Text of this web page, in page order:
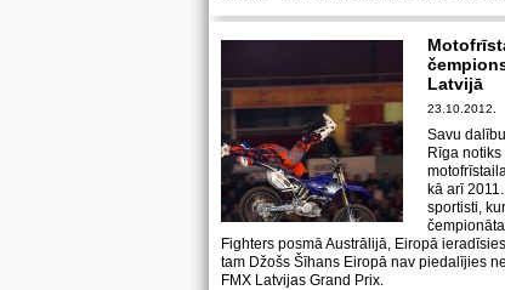
Latvijā
23.10.2012.
Savu
Rīga
kā arī
sportisti,
Fighters posmā Austrālijā, Eiropā
tam Džošs Šīhans Eiropā nav piedalījies
FMX Latvijas Grand Prix.